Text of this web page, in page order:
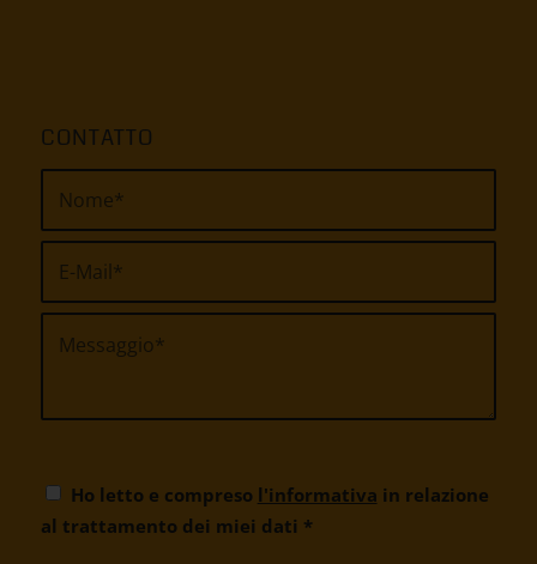
CONTATTO
Ho letto e compreso l'informativa in relazione
al trattamento dei miei dati *